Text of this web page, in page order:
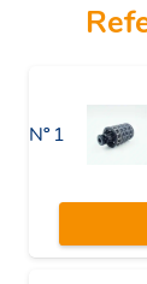
Nº 1